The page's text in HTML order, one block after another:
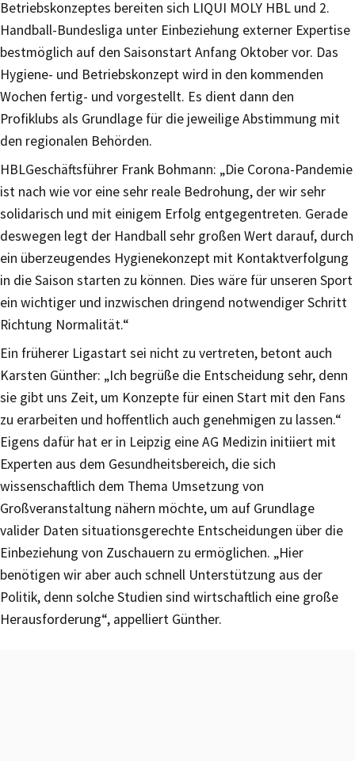
Betriebskonzeptes bereiten sich LIQUI MOLY HBL und 2.
Handball-Bundesliga unter Einbeziehung externer Expertise
bestmöglich auf den Saisonstart Anfang Oktober vor. Das
Hygiene- und Betriebskonzept wird in den kommenden
Wochen fertig- und vorgestellt. Es dient dann den
Profiklubs als Grundlage für die jeweilige Abstimmung mit
den regionalen Behörden.
HBLGeschäftsführer Frank Bohmann: „Die Corona-Pandemie
ist nach wie vor eine sehr reale Bedrohung, der wir sehr
solidarisch und mit einigem Erfolg entgegentreten. Gerade
deswegen legt der Handball sehr großen Wert darauf, durch
ein überzeugendes Hygienekonzept mit Kontaktverfolgung
in die Saison starten zu können. Dies wäre für unseren Sport
ein wichtiger und inzwischen dringend notwendiger Schritt
Richtung Normalität.“
Ein früherer Ligastart sei nicht zu vertreten, betont auch
Karsten Günther: „Ich begrüße die Entscheidung sehr, denn
sie gibt uns Zeit, um Konzepte für einen Start mit den Fans
zu erarbeiten und hoffentlich auch genehmigen zu lassen.“
Eigens dafür hat er in Leipzig eine AG Medizin initiiert mit
Experten aus dem Gesundheitsbereich, die sich
wissenschaftlich dem Thema Umsetzung von
Großveranstaltung nähern möchte, um auf Grundlage
valider Daten situationsgerechte Entscheidungen über die
Einbeziehung von Zuschauern zu ermöglichen. „Hier
benötigen wir aber auch schnell Unterstützung aus der
Politik, denn solche Studien sind wirtschaftlich eine große
Herausforderung“, appelliert Günther.